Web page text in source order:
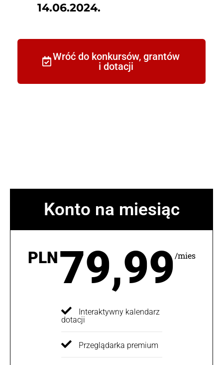
14.06.2024.
Wróć do konkursów, grantów
i dotacji
Konto na miesiąc
PLN79,99/mies
Interaktywny kalendarz
dotacji
Przeglądarka premium